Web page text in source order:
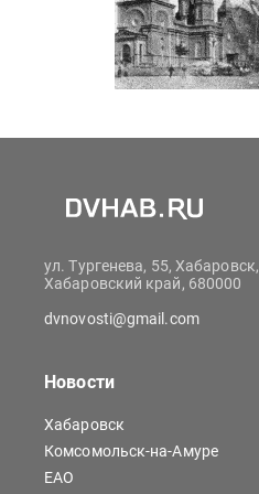
ул. Тургенева, 55, Хабаровск,
Хабаровский край, 680000
dvnovosti@gmail.com
Новости
Хабаровск
Комсомольск-на-Амуре
ЕАО